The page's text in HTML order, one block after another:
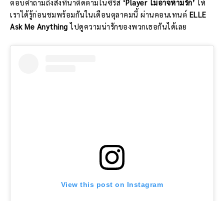
ตอบคำถามถึงสิ่งที่น่าติดตามในซีรี่ส์ ‘Player ไม่อาจห้ามรัก’ ให้
เราได้รู้ก่อนชมพร้อมกันในเดือนตุลาคมนี้ ผ่านคอนเทนต์ ELLE
Ask Me Anythingไปดูความน่ารักของพวกเธอกันได้เลย
View this post on Instagram